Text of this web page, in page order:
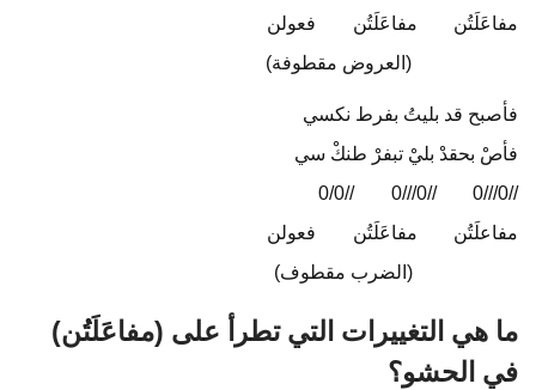
مفاعَلَتُن
مفاعَلَتُن
فعولن
(العروض مقطوفة)
فأصبح قد بليتُ بفرط نكسي
فأصْ بحقدْ بليْ تبفرْ طنكْ سي
//0///0
//0///0
//0/0
مفاعلَتُن
مفاعَلَتُن
فعولن
(الضرب مقطوف)
ما هي التغييرات التي تطرأ على (مفاعَلَتُن)
في الحشو؟